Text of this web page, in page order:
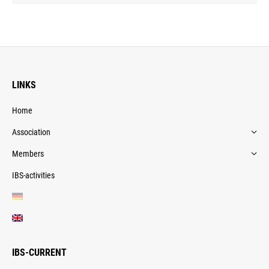
LINKS
Home
Association
Members
IBS-activities
IBS-CURRENT